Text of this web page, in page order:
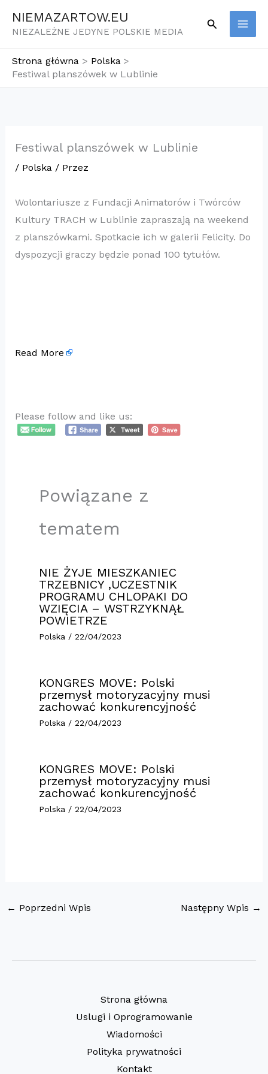
NIEMAZARTOW.EU
NIEZALEŻNE JEDYNE POLSKIE MEDIA
Szukaj
Strona główna
Polska
Festiwal planszówek w Lublinie
Festiwal planszówek w Lublinie
/ Polska/ Przez
​Wolontariusze z Fundacji Animatorów i Twórców
Kultury TRACH w Lublinie zapraszają na weekend
z planszówkami. Spotkacie ich w galerii Felicity. Do
dyspozycji graczy będzie ponad 100 tytułów.
Read More
Please follow and like us:
Powiązane z
tematem
NIE ŻYJE MIESZKANIEC
TRZEBNICY ,UCZESTNIK
PROGRAMU CHLOPAKI DO
WZIĘCIA – WSTRZYKNĄŁ
POWIETRZE
Polska/ 22/04/2023
KONGRES MOVE: Polski
przemysł motoryzacyjny musi
zachować konkurencyjność
Polska/ 22/04/2023
KONGRES MOVE: Polski
przemysł motoryzacyjny musi
zachować konkurencyjność
Polska/ 22/04/2023
← Poprzedni Wpis Następny Wpis →
Strona główna
Uslugi i Oprogramowanie
Wiadomości
Polityka prywatności
Kontakt